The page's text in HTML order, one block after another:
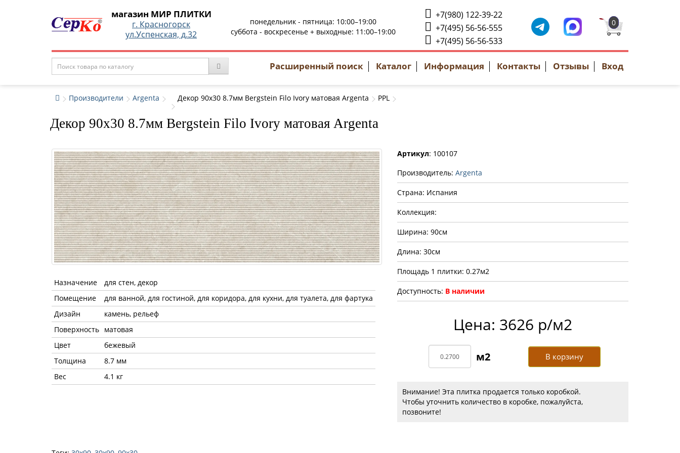
магазин МИР ПЛИТКИ
г. Красногорск
ул.Успенская, д.32
понедельник - пятница: 10:00–19:00
суббота - воскресенье + выходные: 11:00–19:00
+7(980) 122-39-22
+7(495) 56-56-555
+7(495) 56-56-533
0
Расширенный поиск Каталог Информация Контакты Отзывы Вход
Производители Argenta Декор 90x30 8.7мм Bergstein Filo Ivory матовая Argenta PPL
Декор 90x30 8.7мм Bergstein Filo Ivory матовая Argenta
Назначение
для стен, декор
Помещение
для ванной, для гостиной, для коридора, для кухни, для туалета, для фартука
Дизайн
камень, рельеф
Поверхность матовая
Цвет
бежевый
Толщина
8.7 мм
Вес
4.1 кг
Артикул: 100107
Производитель: Argenta
Страна: Испания
Коллекция:
Ширина: 90см
Длина: 30см
Площадь 1 плитки: 0.27м2
Доступность: В наличии
Цена: 3626 р/м2
В корзину
Внимание! Эта плитка продается только коробкой.
Чтобы уточнить количество в коробке, пожалуйста,
позвоните!